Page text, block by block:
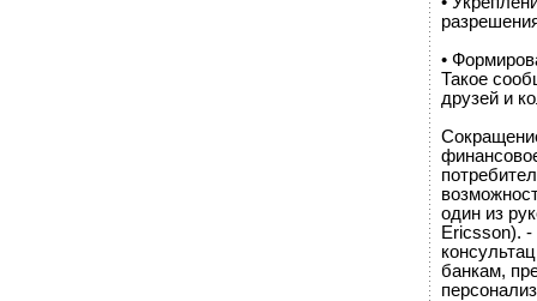
•
Такое
друзей и
один из
Ericsson).
банкам,